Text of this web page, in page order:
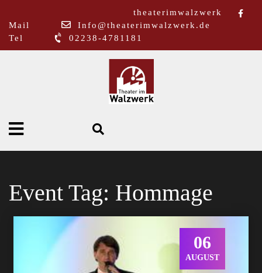
theaterimwalzwerk
Mail
Info@theaterimwalzwerk.de
Tel
02238-4781181
Event Tag: Hommage
06
AUGUST